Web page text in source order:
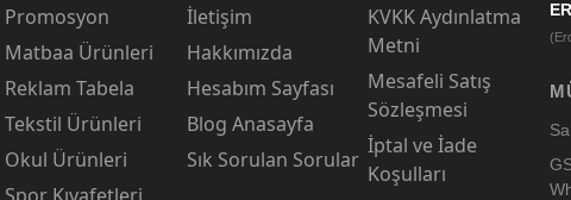
Promosyon
Matbaa Ürünleri
Reklam Tabela
Tekstil Ürünleri
Okul Ürünleri
İletişim
Hakkımızda
Hesabım Sayfası
Blog Anasayfa
Sık Sorulan Sorular
KVKK Aydınlatma
Metni
Mesafeli Satış
Sözleşmesi
İptal ve İade
Koşulları